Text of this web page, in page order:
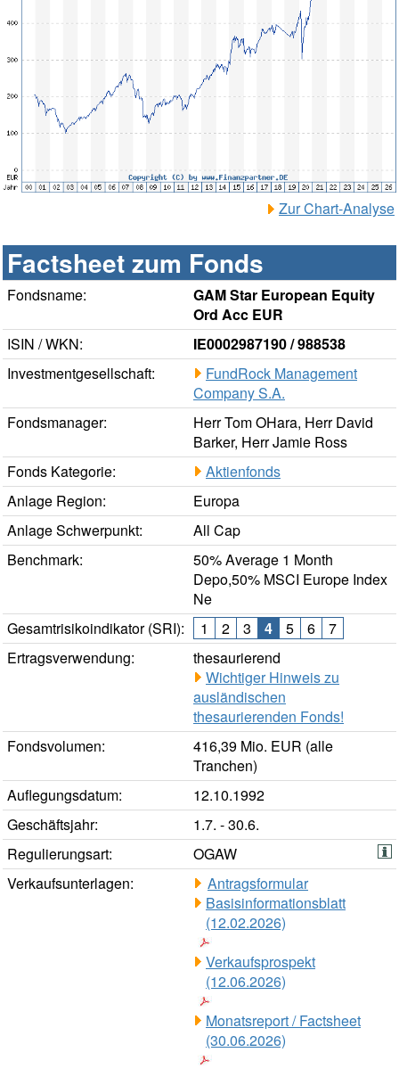
Zur Chart-Analyse
Factsheet zum Fonds
Fondsname:
GAM Star European Equity
Ord Acc EUR
ISIN / WKN:
IE0002987190 / 988538
Investmentgesellschaft:
FundRock Management
Company S.A.
Fondsmanager:
Herr Tom OHara, Herr David
Barker, Herr Jamie Ross
Fonds Kategorie:
Aktienfonds
Anlage Region:
Europa
Anlage Schwerpunkt:
All Cap
Benchmark:
50% Average 1 Month
Depo,50% MSCI Europe Index
Ne
Gesamtrisikoindikator (SRI):
1 2 3 4 5 6
7
Ertragsverwendung:
thesaurierend
Wichtiger Hinweis zu
ausländischen
thesaurierenden Fonds!
Fondsvolumen:
416,39 Mio. EUR (alle
Tranchen)
Auflegungsdatum:
12.10.1992
Geschäftsjahr:
1.7. - 30.6.
Regulierungsart:
OGAW
Verkaufsunterlagen:
Antragsformular
Basisinformationsblatt
(12.02.2026)
Verkaufsprospekt
(12.06.2026)
Monatsreport / Factsheet
(30.06.2026)